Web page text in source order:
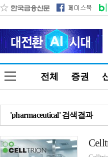
전체 증권
'pharmaceutical' 검색결과